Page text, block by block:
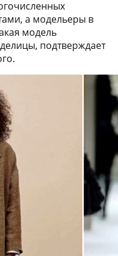
а модельеры в
модель
подтверждает